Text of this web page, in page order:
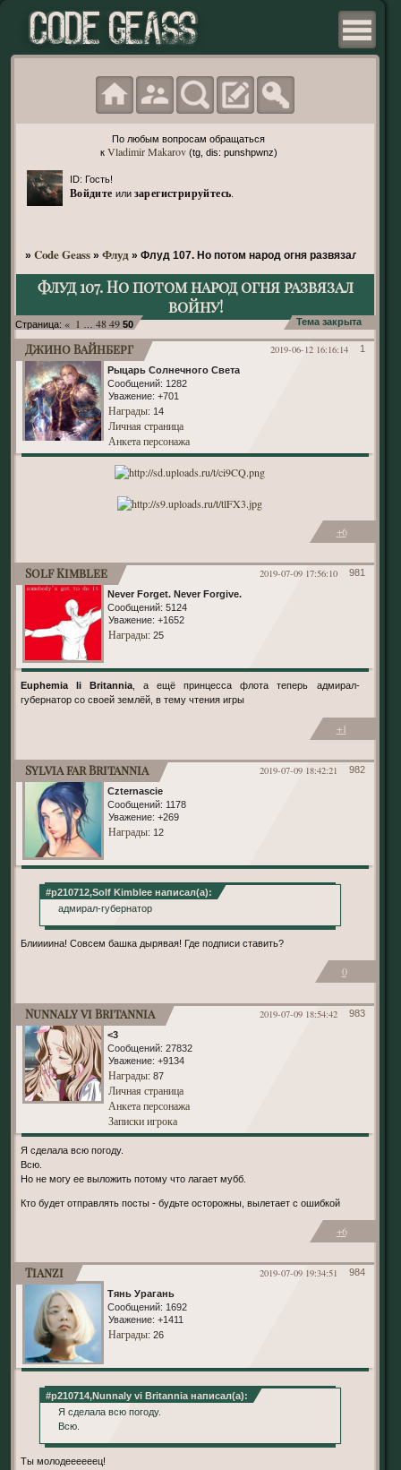
По любым вопросам обращаться
к Vladimir Makarov(tg, dis: punshpwnz)
ID: Гость!
Войдите или зарегистрируйтесь
» Code Geass » Флуд » Флуд 107. Но потом народ огня развязал войну!
Флуд 107. Но потом народ огня развязал
войну!
Страница: « 1 48 49 50 Тема закрыта
1
2019-06-12 16:16:14
Джино Вайнберг
Рыцарь Солнечного Света
Сообщений: 1282
Уважение: +701
Награды: 14
Личная страница
Анкета персонажа
+6
981
2019-07-09 17:56:10
Solf Kimblee
Never Forget. Never Forgive.
Сообщений: 5124
Уважение: +1652
Награды: 25
Euphemia li Britannia , а ещё принцесса флота теперь адмирал-
губернатор со своей землёй, в тему чтения игры
+1
982
2019-07-09 18:42:21
Sylvia far Britannia
Czternascie
Сообщений: 1178
Уважение: +269
Награды: 12
#p210712,Solf Kimblee написал(а):
адмирал-губернатор
Блиииина! Совсем башка дырявая! Где подписи ставить?
0
983
2019-07-09 18:54:42
Nunnaly vi Britannia
<3
Сообщений: 27832
Уважение: +9134
Награды: 87
Личная страница
Анкета персонажа
Записки игрока
Я сделала всю погоду.
Всю.
Но не могу ее выложить потому что лагает мубб.
Кто будет отправлять посты - будьте осторожны, вылетает с ошибкой
+6
984
2019-07-09 19:34:51
Tianzi
Тянь Урагань
Сообщений: 1692
Уважение: +1411
Награды: 26
#p210714,Nunnaly vi Britannia написал(а):
Я сделала всю погоду.
Всю.
Ты молодеееееец!